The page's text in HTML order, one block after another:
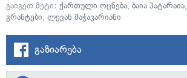
გაიგეთ მეტი: ქართული ოცნება, ბაია პატარაია,
გრანტები, ლევან მაჭავარიანი
გაზიარება